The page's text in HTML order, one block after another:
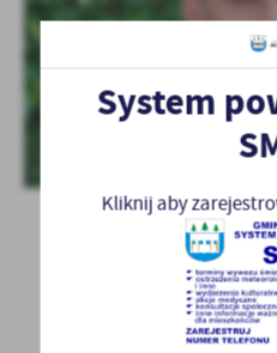
System
Kliknij aby